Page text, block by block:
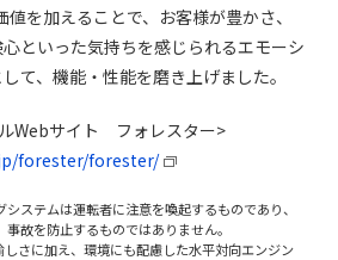
を加えることで、お客様が豊かさ、
といった気持ちを感じられるエモーシ
て、機能・性能を磨き上げました。
Webサイト フォレスター>
forester/forester/
ステムは運転者に注意を喚起するものであり、
故を防止するものではありません。
しさに加え、環境にも配慮した水平対向エンジン